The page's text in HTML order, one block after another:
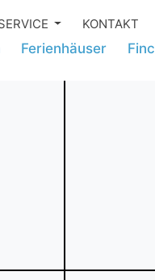
Ferienhäuser
KONTAKT